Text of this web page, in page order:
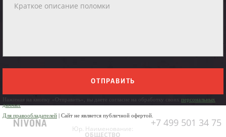
ОТПРАВИТЬ
Нажимая на кнопку «Отправить», вы даете согласие на обработку своих персональных
данных
Для правообладателей | Сайт не является публичной офертой.
+7 499 501 34 75
Юр. Наименование:
ОБЩЕСТВО